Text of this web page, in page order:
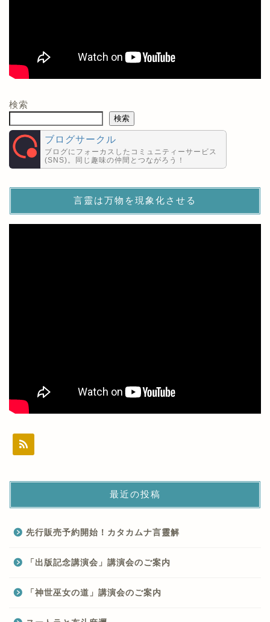
検索
検索
ブログサークル
ブログにフォーカスしたコミュニティーサービス
(SNS)。同じ趣味の仲間とつながろう！
言靈は万物を現象化させる
最近の投稿
先行販売予約開始！カタカムナ言靈解
「出版記念講演会」講演会のご案内
「神世巫女の道」講演会のご案内